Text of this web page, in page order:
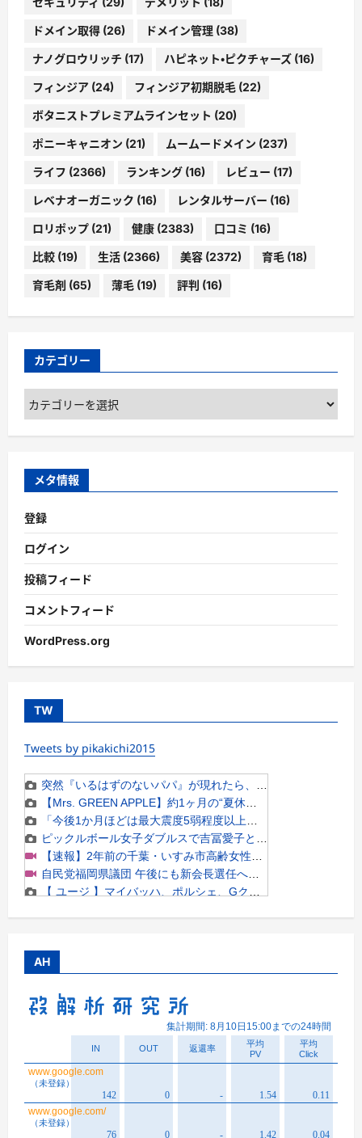
ドメイン取得 (26) ドメイン管理 (38)
ナノグロウリッチ (17) ハピネット・ピクチャーズ (16)
フィンジア (24) フィンジア初期脱毛 (22)
ボタニストプレミアムラインセット (20)
ポニーキャニオン (21) ムームードメイン (237)
ライフ (2366) ランキング (16) レビュー (17)
レベナオーガニック (16) レンタルサーバー (16)
ロリポップ (21) 健康 (2383) 口コミ (16)
比較 (19) 生活 (2366) 美容 (2372) 育毛 (18)
育毛剤 (65) 薄毛 (19) 評判 (16)
カテゴリー
カ
テ
ゴ
ー
メタ情報
登録
ログイン
投稿フィード
コメントフィード
WordPress.org
TW
Tweets by pikakichi2015
AH